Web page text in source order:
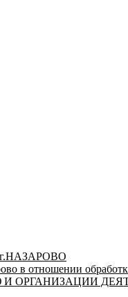
г.НАЗАРОВО
отношении
ОРГАНИЗАЦИИ